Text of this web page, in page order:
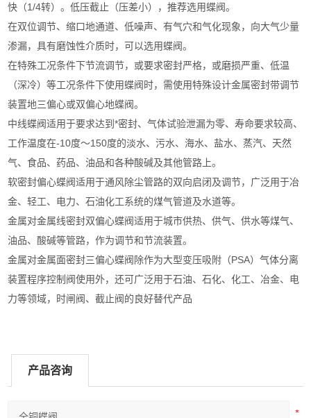
快（1/4转）。低压截止（压差小），推荐选用蝶阀。
在双位调节、缩口地通道、低噪声、有气穴和气化现象，向大气少量
渗漏，具有磨蚀性介质时，可以选用蝶阀。
在特殊工况条件下节流调节，或要求密封严格，或磨损严重、低温
（深冷）等工况条件下使用蝶阀时，需使用特殊设计金属密封带调节
装置地三偏心或双偏心地蝶阀。
中线蝶阀适用于要求达到*密封、气体试验泄漏为零、寿命要求较高、
工作温度在-10度～150度的淡水、污水、海水、盐水、蒸汽、天然
气、食品、药品、油品和各种酸碱及其他管路上。
软密封偏心蝶阀适用于通风除尘管路的双向启闭及调节，广泛用于冶
金、轻工、电力、石油化工系统的煤气管道及水道等。
金属对金属线密封双偏心蝶阀适用于城市供热、供气、供水等煤气、
油品、酸碱等管路，作为调节和节流装置。
金属对金属面密封三偏心蝶阀除作为大型变压吸附（PSA）气体分离
装置程序控制阀使用外，还可广泛用于石油、石化、化工、冶金、电
力等领域，时闸阀、截止阀的良好替代产品
产品咨询